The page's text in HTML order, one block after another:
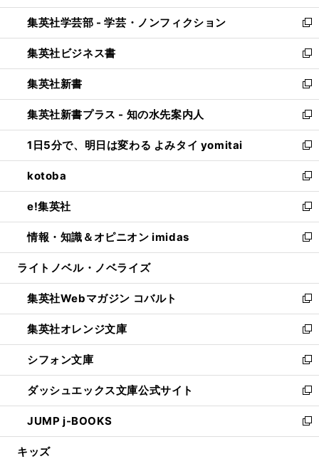
開
く
ウ
で
開
く
ン
ド
ウ
で
開
く
ウ
ィ
ン
ド
ウ
で
開
く
集英社学芸部 - 学芸・ノンフィクション
新
し
い
ウ
ィ
ン
ド
ウ
で
開
く
集英社ビジネス書
新
し
い
ウ
ィ
ン
ド
ウ
で
開
く
集英社新書
新
し
い
ウ
ィ
ン
ド
ウ
で
開
く
集英社新書プラス - 知の水先案内人
新
し
い
ウ
ィ
ン
ド
ウ
で
開
1日5分で、明日は変わる よみタイ yomitai
新
し
い
ウ
ィ
ン
ド
ウ
開
く
kotoba
新
し
い
ウ
ィ
ン
ウ
で
開
く
e!集英社
新
し
い
ウ
ン
ド
ウ
で
開
く
情報・知識＆オピニオン imidas
新
し
ウ
ィ
ン
ド
ウ
で
開
く
ライトノベル・ノベライズ
集英社Webマガジン コバルト
新
し
い
ウ
ィ
ン
ド
ウ
で
開
集英社オレンジ文庫
新
し
い
ウ
ィ
ン
ド
ウ
シフォン文庫
新
し
い
ウ
ィ
ン
ダッシュエックス文庫公式サイト
新
し
い
ウ
JUMP j-BOOKS
新
し
キッズ